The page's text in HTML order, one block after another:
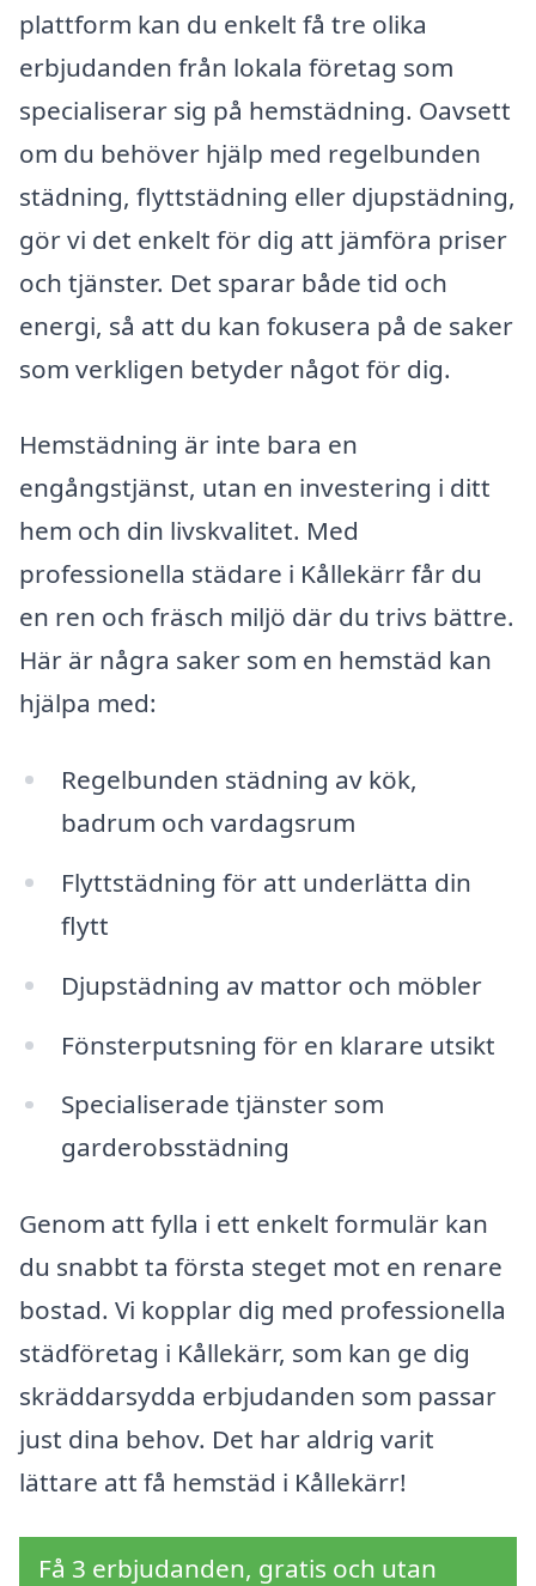
plattform kan du enkelt få tre olika
erbjudanden från lokala företag som
specialiserar sig på hemstädning. Oavsett
om du behöver hjälp med regelbunden
städning, flyttstädning eller djupstädning,
gör vi det enkelt för dig att jämföra priser
och tjänster. Det sparar både tid och
energi, så att du kan fokusera på de saker
som verkligen betyder något för dig.
Hemstädning är inte bara en
engångstjänst, utan en investering i ditt
hem och din livskvalitet. Med
professionella städare i Kållekärr får du
en ren och fräsch miljö där du trivs bättre.
Här är några saker som en hemstäd kan
hjälpa med:
Regelbunden städning av kök,
badrum och vardagsrum
Flyttstädning för att underlätta din
flytt
Djupstädning av mattor och möbler
Fönsterputsning för en klarare utsikt
Specialiserade tjänster som
garderobsstädning
Genom att fylla i ett enkelt formulär kan
du snabbt ta första steget mot en renare
bostad. Vi kopplar dig med professionella
städföretag i Kållekärr, som kan ge dig
skräddarsydda erbjudanden som passar
just dina behov. Det har aldrig varit
lättare att få hemstäd i Kållekärr!
Få 3 erbjudanden, gratis och utan